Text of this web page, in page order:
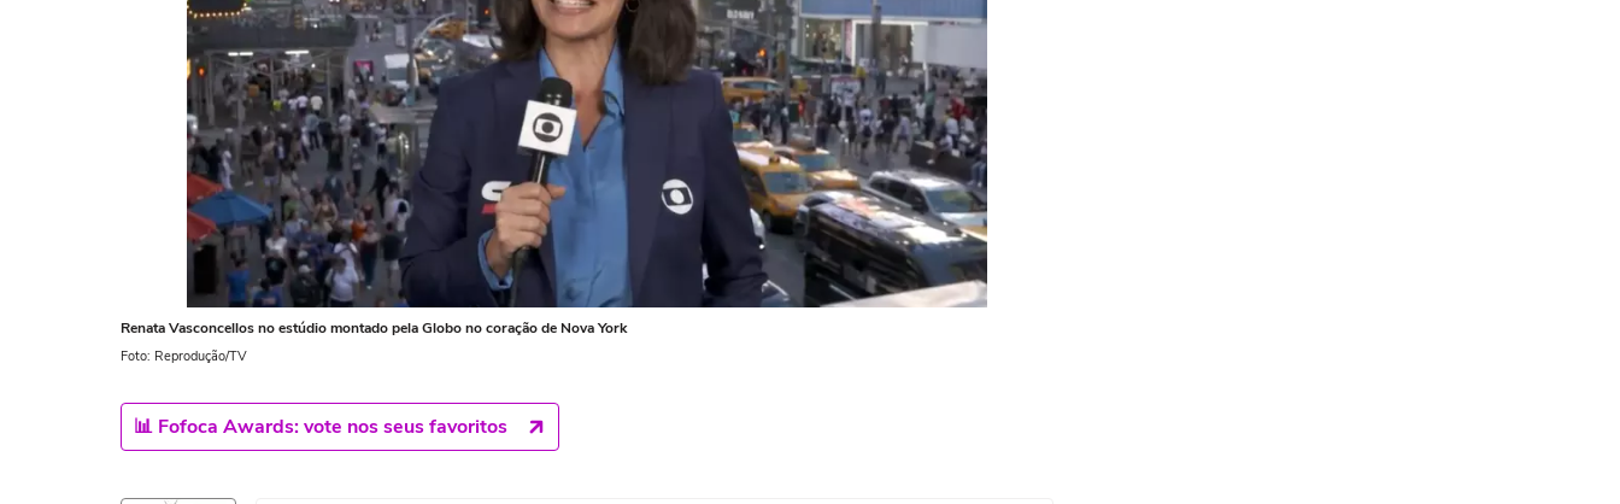
Renata Vasconcellos no estúdio montado pela Globo no coração de Nova York
Foto: Reprodução/TV
📊 Fofoca Awards: vote nos seus favoritos